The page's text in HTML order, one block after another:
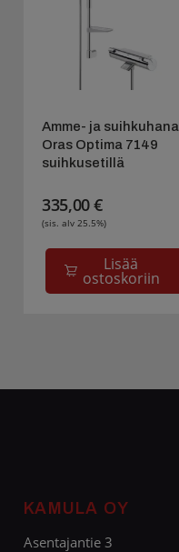
Amme- ja suihkuhana
Oras Optima 7149
suihkusetillä
Lisää
ostoskoriin
335,00€
(sis. alv 25.5%)
KAMULA OY
Asentajantie 3